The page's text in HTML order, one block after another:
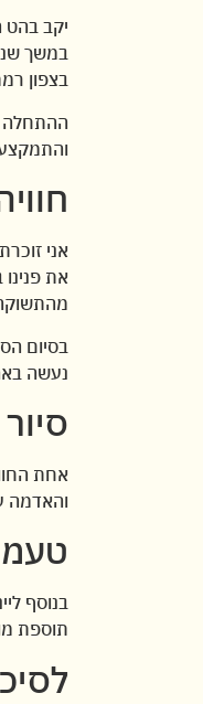
יקב בהט
במשך
בצפון רמת
ההתחלה
אני
את
בסיום
נעשה
אחת
והאדמה
בנוסף
תוספת